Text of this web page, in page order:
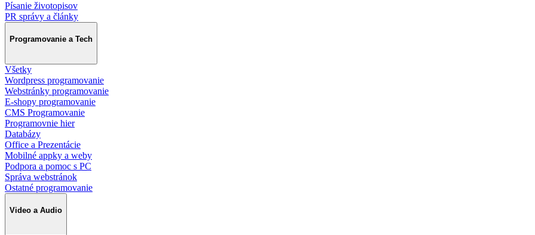
Písanie životopisov
PR správy a články
Programovanie a Tech
Všetky
Wordpress programovanie
Webstránky programovanie
E-shopy programovanie
CMS Programovanie
Programovnie hier
Databázy
Office a Prezentácie
Mobilné appky a weby
Podpora a pomoc s PC
Správa webstránok
Ostatné programovanie
Video a Audio